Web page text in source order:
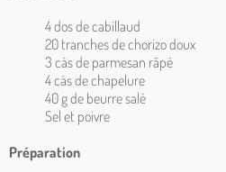
4 dos de cabillaud
20 tranches de chorizo doux
3 càs de parmesan râpé
4 càs de chapelure
40 g de beurre salé
Sel et poivre
Préparation